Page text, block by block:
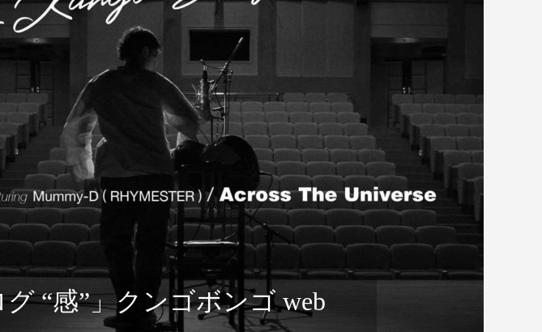
リズム探究の旅 ①
ベント：神戸グ...
〜小さいこと
の2...
音楽と料理 / 或るベーシストの
思考回路 ⑤
ンゴボンゴ web ...
“感”」クンゴボンゴ web